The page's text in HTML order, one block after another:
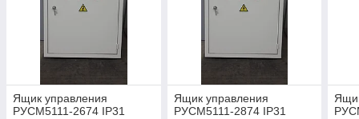
Ящик управления
РУСМ5111-2674 IP31
Ящик управления
РУСМ5111-2874 IP31